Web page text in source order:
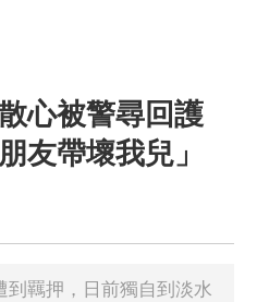
心被警尋回護
帶壞我兒」
到羈押，日前獨自到淡水